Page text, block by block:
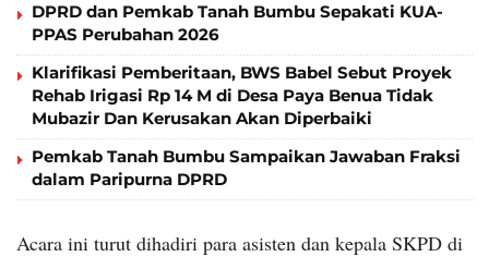
DPRD dan Pemkab Tanah Bumbu Sepakati KUA-
PPAS Perubahan 2026
Klarifikasi Pemberitaan, BWS Babel Sebut Proyek
Rehab Irigasi Rp 14 M di Desa Paya Benua Tidak
Mubazir Dan Kerusakan Akan Diperbaiki
Pemkab Tanah Bumbu Sampaikan Jawaban Fraksi
dalam Paripurna DPRD
Acara ini turut dihadiri para asisten dan kepala SKPD di